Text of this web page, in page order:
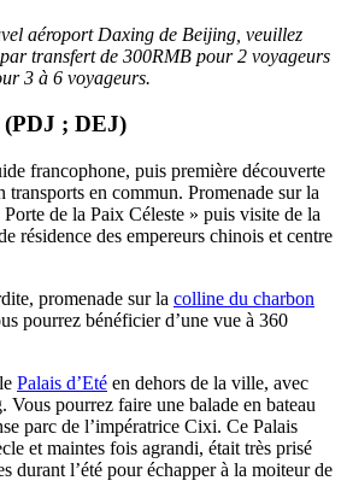
aéroport Daxing de Beijing, veuillez
transfert de 300RMB pour 2 voyageurs
3 à 6 voyageurs.
; DEJ)
francophone, puis première découverte
transports en commun. Promenade sur la
Porte de la Paix Céleste » puis visite de la
résidence des empereurs chinois et centre
promenade sur la colline du charbon
pourrez bénéficier d’une vue à 360
Palais d’Eté en dehors de la ville, avec
pourrez faire une balade en bateau
parc de l’impératrice Cixi. Ce Palais
et maintes fois agrandi, était très prisé
durant l’été pour échapper à la moiteur de